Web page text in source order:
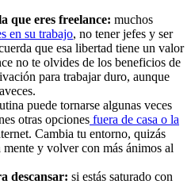
que eres freelance: muchos
en su trabajo, no tener jefes y ser
que esa libertad tiene un valor
no te olvides de los beneficios de
para trabajar duro, aunque
puede tornarse algunas veces
otras opciones fuera de casa o la
Cambia tu entorno, quizás
mente y volver con más ánimos al
descansar: si estás saturado con